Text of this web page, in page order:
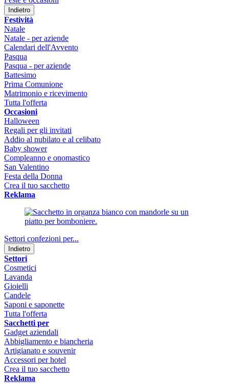
Indietro
Festività
Natale
Natale - per aziende
Calendari dell'Avvento
Pasqua
Pasqua - per aziende
Battesimo
Prima Comunione
Matrimonio e ricevimento
Tutta l'offerta
Occasioni
Halloween
Regali per gli invitati
Addio al nubilato e al celibato
Baby shower
Compleanno e onomastico
San Valentino
Festa della Donna
Crea il tuo sacchetto
Reklama
Settori confezioni per...
Indietro
Settori
Cosmetici
Lavanda
Gioielli
Candele
Saponi e saponette
Tutta l'offerta
Sacchetti per
Gadget aziendali
Abbigliamento e biancheria
Artigianato e souvenir
Accessori per hotel
Crea il tuo sacchetto
Reklama